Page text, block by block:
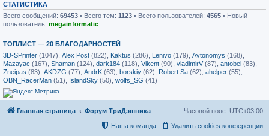
СТАТИСТИКА
Всего сообщений: 69453 • Всего тем: 1123 • Всего пользователей: 4565 • Новый
пользователь: megainformatic
ТОПЛИСТ — 20 БЛАГОДАРНОСТЕЙ
3D-SPrinter (1047), Alex Post (822), Kaktus (286), Lenivo (179), Avtonomys (168),
Mazayac (167), Shaman (124), dark184 (118), Vikent (90), vladimirV(87), antobel (83),
Zneipas (83), AKDZG (77), AndrK (63), borskiy (62), Robert Sa (62), ahelper (55),
OBN_RacerMan (51), IslandSky (50), wolfs_SG (41)
Главная страница Форум ТриДэшника Часовой пояс: UTC+03:00
Удалить cookies конференции
Наша команда